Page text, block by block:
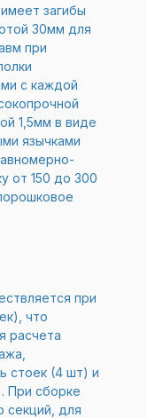
загибы
30мм для
при
с каждой
1,5мм в виде
язычками
от 150 до 300
при
что
расчета
стоек (4 шт) и
При сборке
секций, для